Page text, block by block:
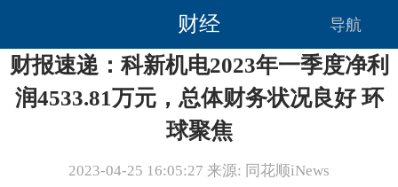
财经 导航
财报速递：科新机电2023年一季度净利
润4533.81万元，总体财务状况良好 环
球聚焦
2023-04-25 16:05:27 来源: 同花顺iNews